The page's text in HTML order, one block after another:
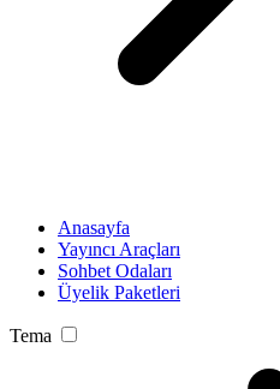
Anasayfa
Yayıncı Araçları
Sohbet Odaları
Üyelik Paketleri
Tema